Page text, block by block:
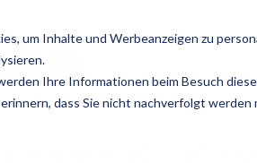
um Inhalte und Werbeanzeigen zu
Ihre Informationen beim Besuch
dass Sie nicht nachverfolgt werden